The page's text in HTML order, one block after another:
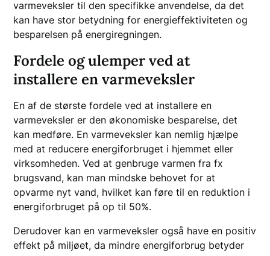
varmeveksler til den specifikke anvendelse, da det
kan have stor betydning for energieffektiviteten og
besparelsen på energiregningen.
Fordele og ulemper ved at
installere en varmeveksler
En af de største fordele ved at installere en
varmeveksler er den økonomiske besparelse, det
kan medføre. En varmeveksler kan nemlig hjælpe
med at reducere energiforbruget i hjemmet eller
virksomheden. Ved at genbruge varmen fra fx
brugsvand, kan man mindske behovet for at
opvarme nyt vand, hvilket kan føre til en reduktion i
energiforbruget på op til 50%.
Derudover kan en varmeveksler også have en positiv
effekt på miljøet, da mindre energiforbrug betyder